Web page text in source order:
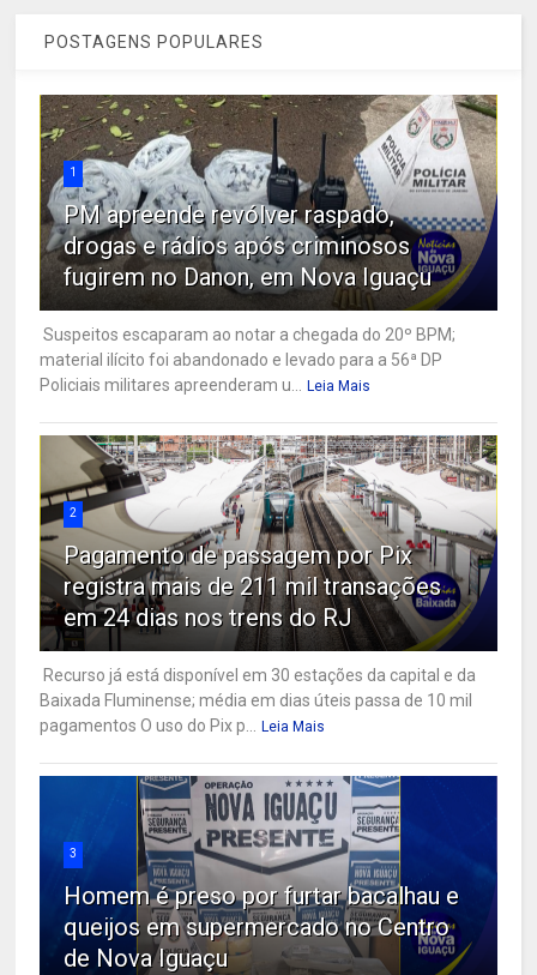
POSTAGENS POPULARES
1
PM apreende revólver raspado,
drogas e rádios após criminosos
fugirem no Danon, em Nova Iguaçu
Suspeitos escaparam ao notar a chegada do 20º BPM;
material ilícito foi abandonado e levado para a 56ª DP
Policiais militares apreenderam u...
Leia Mais
2
Pagamento de passagem por Pix
registra mais de 211 mil transações
em 24 dias nos trens do RJ
Recurso já está disponível em 30 estações da capital e da
Baixada Fluminense; média em dias úteis passa de 10 mil
pagamentos O uso do Pix p...
Leia Mais
3
Homem é preso por furtar bacalhau e
queijos em supermercado no Centro
de Nova Iguaçu